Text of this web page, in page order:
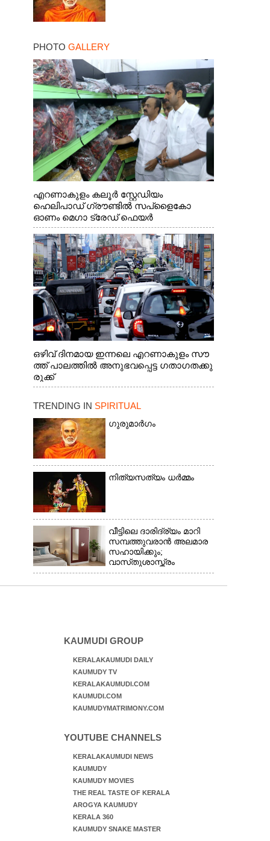
PHOTO GALLERY
എറണാകുളം കലൂർ സ്റ്റേഡിയം
ഹെലിപാഡ് ഗ്രൗണ്ടിൽ സപ്ളൈകോ
ഓണം മെഗാ ട്രേഡ് ഫെയർ
സംസ്ഥാനതല ഉദ്ഘാടനം നിർവഹിച്ച്
സ്റ്റാൾ സന്ദർശിക്കുന്ന മുഖ്യമന്ത്രി വി.ഡി.
സതീശൻ. മന്ത്രി അനൂപ് ജേക്കബ് സമീപം
ഒഴിവ് ദിനമായ ഇന്നലെ എറണാകുളം സൗ
ത്ത് പാലത്തിൽ അനുഭവപ്പെട്ട ഗതാഗതക്കു
രുക്ക്
TRENDING IN SPIRITUAL
ഗുരുമാർഗം
നിത്യസത്യം ധർമ്മം
വീട്ടിലെ ദാരിദ്ര്യം മാറി
സമ്പത്തുവരാൻ അലമാര
സഹായിക്കും;
വാസ്‌തുശാസ്ത്രം
പറയുന്നത് അനുസരിക്കാം
KAUMUDI GROUP
KERALAKAUMUDI DAILY
KAUMUDY TV
KERALAKAUMUDI.COM
KAUMUDI.COM
KAUMUDYMATRIMONY.COM
YOUTUBE CHANNELS
KERALAKAUMUDI NEWS
KAUMUDY
KAUMUDY MOVIES
THE REAL TASTE OF KERALA
AROGYA KAUMUDY
KERALA 360
KAUMUDY SNAKE MASTER